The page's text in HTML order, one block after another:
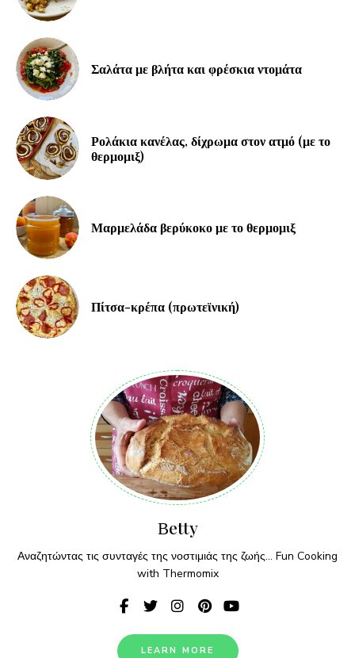
Σαλάτα με βλήτα και φρέσκια ντομάτα
Ρολάκια κανέλας, δίχρωμα στον ατμό (με το
θερμομιξ)
Μαρμελάδα βερύκοκο με το θερμομιξ
Πίτσα-κρέπα (πρωτεϊνική)
Βetty
Αναζητώντας τις συνταγές της νοστιμιάς της ζωής... Fun Cooking
with Thermomix
LEARN MORE